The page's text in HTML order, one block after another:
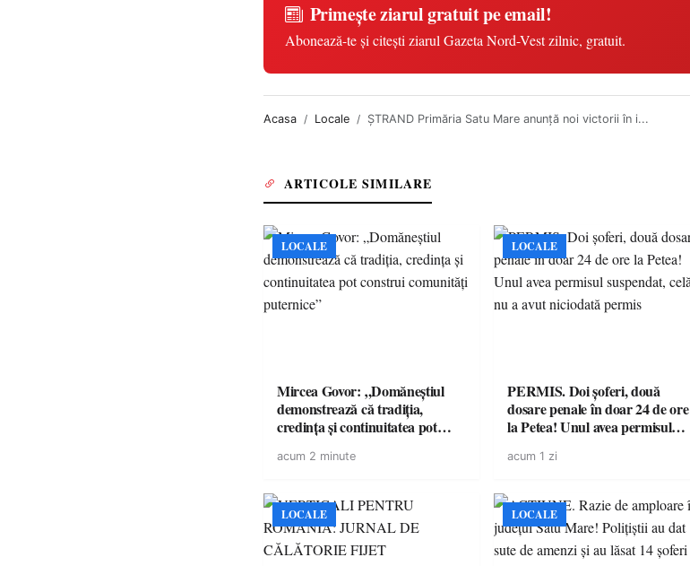
Primește ziarul gratuit pe email!
Abonează-te și citești ziarul Gazeta Nord-Vest zilnic, gratuit.
Acasa Locale ȘTRAND Primăria Satu Mare anunță noi victorii în i...
ARTICOLE SIMILARE
LOCALE
Mircea Govor: „Domăneștiul
demonstrează că tradiția,
credința și continuitatea pot
acum 2 minute
LOCALE
PERMIS. Doi șoferi, două
dosare penale în doar 24 de ore
la Petea! Unul avea permisul
niciodată permis
acum 1 zi
LOCALE LOCALE